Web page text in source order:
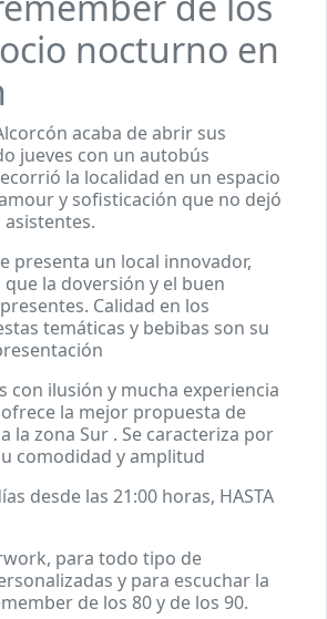
nocturno en
acaba de abrir sus
jueves con un autobús
la localidad en un espacio
y sofisticación que no dejó
presenta un local innovador,
la doversión y el buen
Calidad en los
temáticas y bebibas son su
con ilusión y mucha experiencia
la mejor propuesta de
la zona Sur . Se caracteriza por
comodidad y amplitud
desde las 21:00 horas, HASTA
para todo tipo de
y para escuchar la
de los 80 y de los 90.